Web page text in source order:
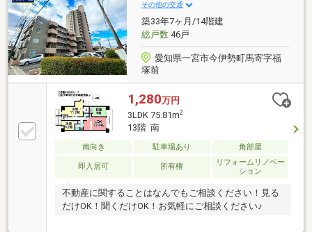
その他の交通
築33年7ヶ月/14階建
総戸数46戸
愛知県一宮市今伊勢町馬寄字福
塚前
1,280万円
3LDK 75.81m2
13階 南
南向き 駐車場あり 角部屋
即入居可 所有権
リフォームリノベー
ション
不動産に関することはなんでもご相談ください！見る
だけOK！聞くだけOK！お気軽にご相談ください♪